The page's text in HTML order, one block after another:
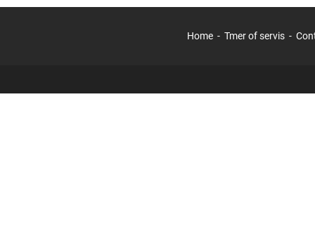
Home Tmer of servis